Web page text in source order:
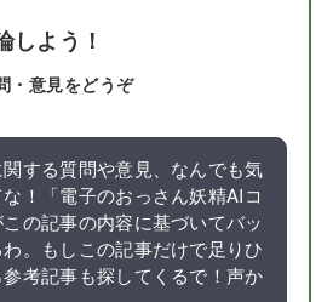
よう！
・意見をどうぞ
する質問や意見、なんでも気
！「電子のおっさん妖精AIコ
の記事の内容に基づいてバッ
。もしこの記事だけで足りひ
考記事も探してくるで！声か